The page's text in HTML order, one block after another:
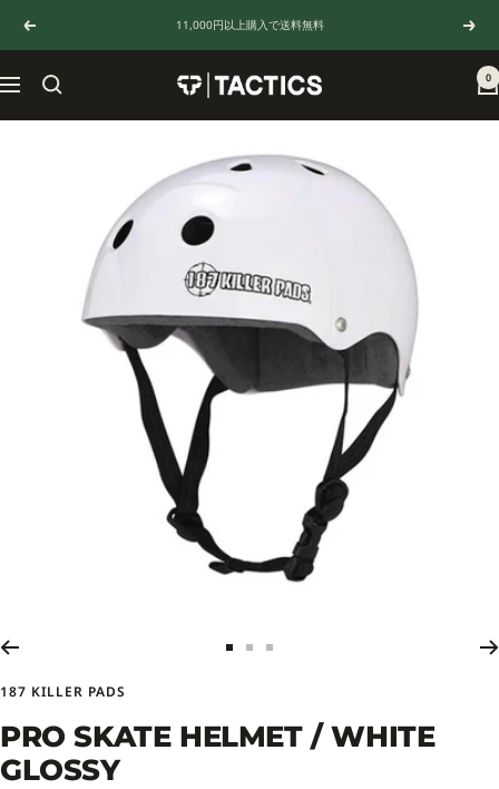
テ
ン
ツ
へ
戻
る
11,000円以上購入で送料無料
次
へ
ナ
TACTICS
JAPAN
0
ス
ド
に
ス
ド
に
ス
ド
に
187 KILLER PADS
PRO SKATE HELMET / WHITE
GLOSSY